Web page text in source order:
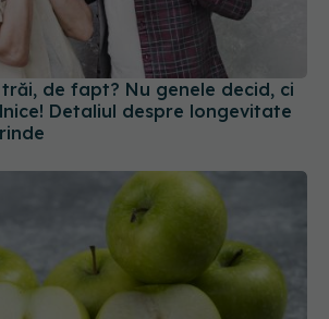
trăi, de fapt? Nu genele decid, ci
Detaliul despre longevitate